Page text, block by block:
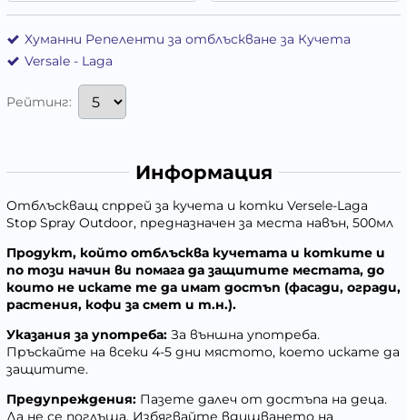
Хуманни Репеленти за отблъскване за Кучета
Versale - Laga
Рейтинг:
Информация
Отблъскващ спррей за кучета и котки Versele-Laga
Stop Spray Outdoor, предназначен за места навън, 500мл
Продукт, който отблъсква кучетата и котките и
по този начин ви помага да защитите местата, до
които не искате те да имат достъп (фасади, огради,
растения, кофи за смет и т.н.).
Указания за употреба: За външна употреба.
Пръскайте на всеки 4-5 дни мястото, което искате да
защитите.
Предупреждения: Пазете далеч от достъпа на деца.
Да не се поглъща. Избягвайте вдишването на